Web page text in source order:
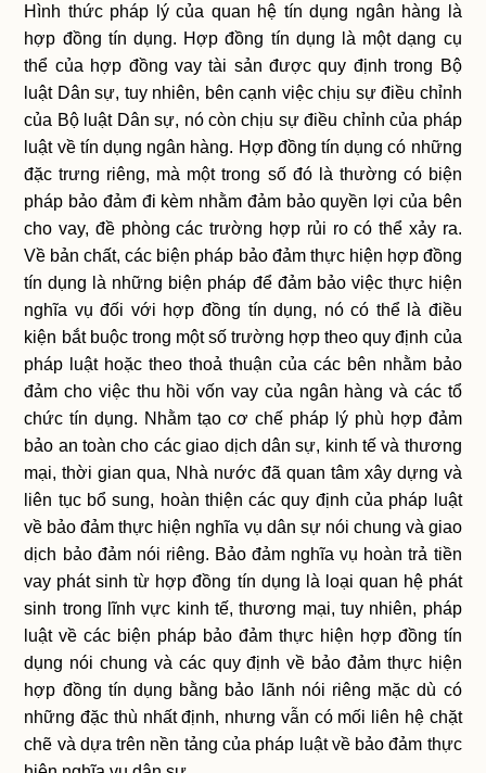
Hình thức pháp lý của quan hệ tín dụng ngân hàng là
hợp đồng tín dụng. Hợp đồng tín dụng là một dạng cụ
thể của hợp đồng vay tài sản được quy định trong Bộ
luật Dân sự, tuy nhiên, bên cạnh việc chịu sự điều chỉnh
của Bộ luật Dân sự, nó còn chịu sự điều chỉnh của pháp
luật về tín dụng ngân hàng. Hợp đồng tín dụng có những
đặc trưng riêng, mà một trong số đó là thường có biện
pháp bảo đảm đi kèm nhằm đảm bảo quyền lợi của bên
cho vay, đề phòng các trường hợp rủi ro có thể xảy ra.
Về bản chất, các biện pháp bảo đảm thực hiện hợp đồng
tín dụng là những biện pháp để đảm bảo việc thực hiện
nghĩa vụ đối với hợp đồng tín dụng, nó có thể là điều
kiện bắt buộc trong một số trường hợp theo quy định của
pháp luật hoặc theo thoả thuận của các bên nhằm bảo
đảm cho việc thu hồi vốn vay của ngân hàng và các tổ
chức tín dụng. Nhằm tạo cơ chế pháp lý phù hợp đảm
bảo an toàn cho các giao dịch dân sự, kinh tế và thương
mại, thời gian qua, Nhà nước đã quan tâm xây dựng và
liên tục bổ sung, hoàn thiện các quy định của pháp luật
về bảo đảm thực hiện nghĩa vụ dân sự nói chung và giao
dịch bảo đảm nói riêng. Bảo đảm nghĩa vụ hoàn trả tiền
vay phát sinh từ hợp đồng tín dụng là loại quan hệ phát
sinh trong lĩnh vực kinh tế, thương mại, tuy nhiên, pháp
luật về các biện pháp bảo đảm thực hiện hợp đồng tín
dụng nói chung và các quy định về bảo đảm thực hiện
hợp đồng tín dụng bằng bảo lãnh nói riêng mặc dù có
những đặc thù nhất định, nhưng vẫn có mối liên hệ chặt
chẽ và dựa trên nền tảng của pháp luật về bảo đảm thực